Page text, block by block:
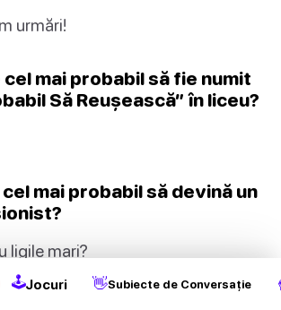
urmări!
mai probabil să fie numit
Să Reușească” în liceu?
mai probabil să devină un
ligile mari?
mai probabil să stea treaz
🕹Jocuri 👋Subiecte de Conversație